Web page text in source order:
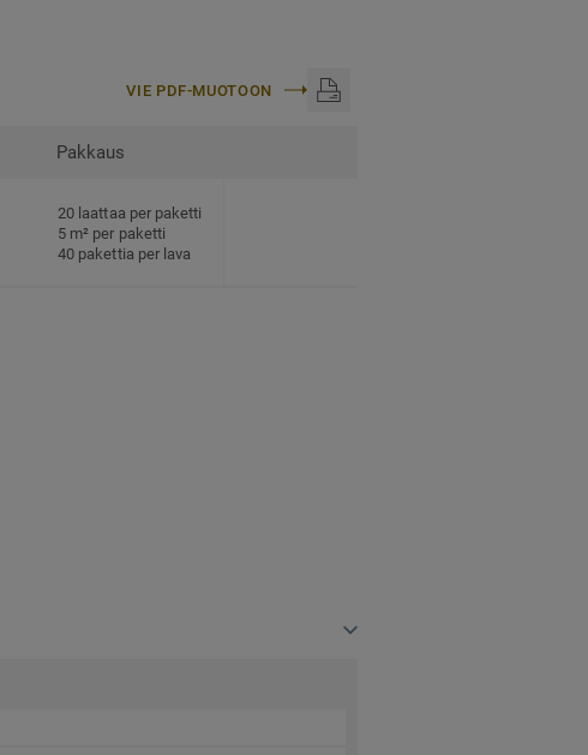
VIE PDF-MUOTOON
Pakkaus
20 laattaa per paketti
5 m² per paketti
40 pakettia per lava